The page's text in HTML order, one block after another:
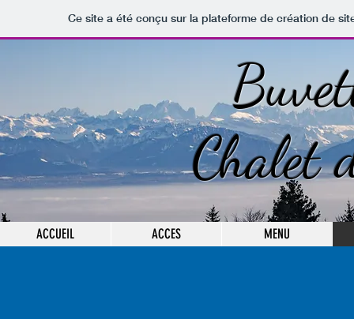
Ce site a été conçu sur la plateforme de création de
Chalet
ACCUEIL ACCES MENU